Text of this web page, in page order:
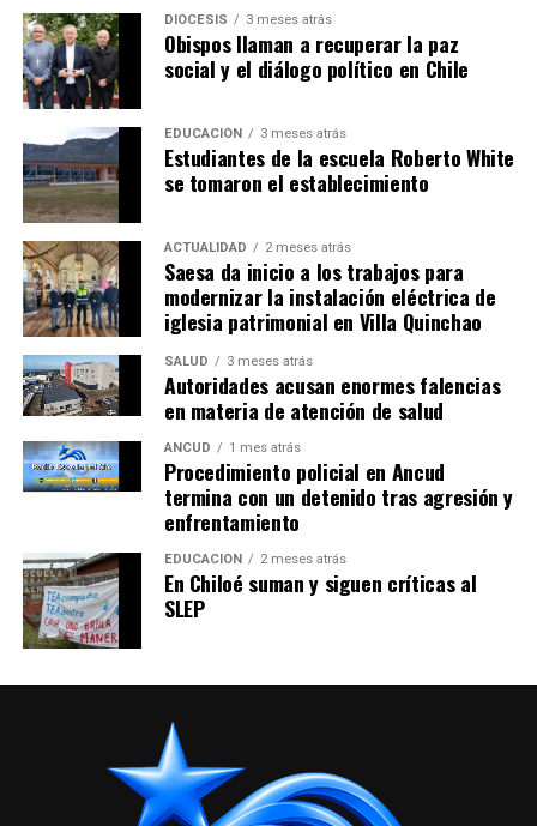
DIÓCESIS 3 meses atrás
Obispos llaman a recuperar la paz
social y el diálogo político en Chile
EDUCACIÓN 3 meses atrás
Estudiantes de la escuela Roberto White
se tomaron el establecimiento
ACTUALIDAD 2 meses atrás
Saesa da inicio a los trabajos para
modernizar la instalación eléctrica de
iglesia patrimonial en Villa Quinchao
SALUD 3 meses atrás
Autoridades acusan enormes falencias
en materia de atención de salud
ANCUD 1 mes atrás
Procedimiento policial en Ancud
termina con un detenido tras agresión y
enfrentamiento
EDUCACIÓN 2 meses atrás
En Chiloé suman y siguen críticas al
SLEP